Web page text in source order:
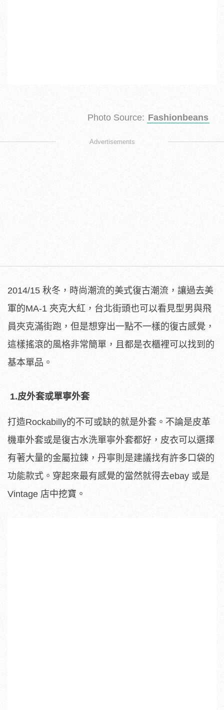
Photo Source: Fashionbeans
Advertisements
2014/15 秋冬，時尚潮流的美式復古潮流，讓過去美
軍的MA-1 夾克大紅，台北街頭也可以看見型男與飛
員夾克滿街跑，但是想穿出一點不一樣的復古感覺，
這樣搖滾的風格非常簡單，且都是衣櫃裡可以找到的
基本單品。
1.皮外套或單寧外套
打造Rockabilly的不可或缺的就是外套。不論是皮革
機車外套或是復古水洗單寧外套都好，皮衣可以選擇
有著大量的金屬拉鍊，丹寧則是建議找有許多口袋的
功能款式。穿起來最有感覺的當然就得去ebay 或是
Vintage 店中挖寶。